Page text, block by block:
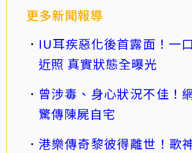
更多新聞報導
IU耳疾惡化後首露面！一
近照 真實狀態全曝光
曾涉毒、身心狀況不佳！
驚傳陳屍自宅
港樂傳奇黎彼得離世！歌